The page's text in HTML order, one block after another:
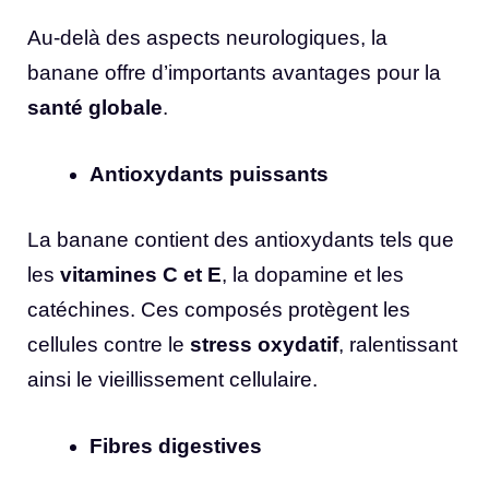
Au-delà des aspects neurologiques, la
banane offre d’importants avantages pour la
santé globale.
Antioxydants puissants
La banane contient des antioxydants tels que
les vitamines C et E, la dopamine et les
catéchines. Ces composés protègent les
cellules contre le stress oxydatif, ralentissant
ainsi le vieillissement cellulaire.
Fibres digestives